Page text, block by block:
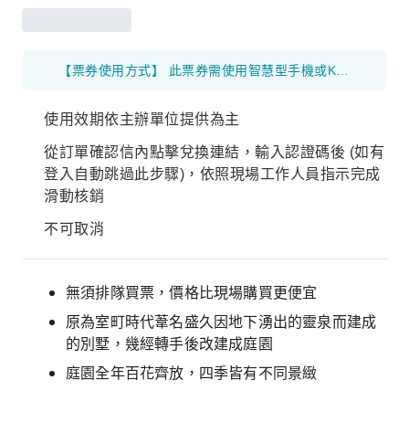
使用效期依主辦單位提供為主
從訂單確認信內點擊兌換連結，輸入認證碼後 (如有
登入自動跳過此步驟)，依照現場工作人員指示完成
滑動核銷
不可取消
無須排隊買票，價格比現場購買更便宜
原為室町時代葦名盛久因地下湧出的靈泉而建成
的別墅，幾經轉手後改建成庭園
庭園全年百花齊放，四季皆有不同景緻